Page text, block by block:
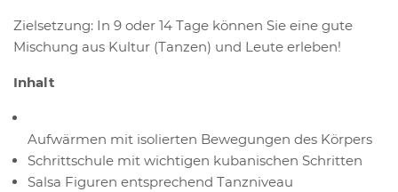
Zielsetzung: In 9 oder 14 Tage können Sie eine gute
Mischung aus Kultur (Tanzen) und Leute erleben!
Inhalt
Aufwärmen mit isolierten Bewegungen des Körpers
Schrittschule mit wichtigen kubanischen Schritten
Salsa Figuren entsprechend Tanzniveau